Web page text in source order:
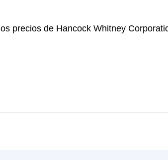
precios de Hancock Whitney